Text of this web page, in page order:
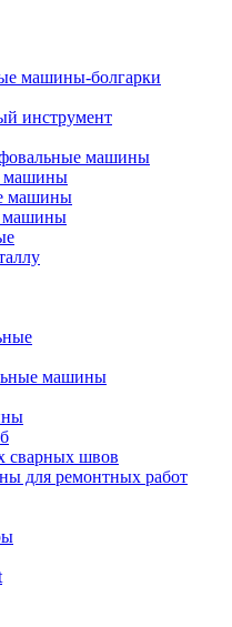
машины-болгарки
инструмент
машины
машины
машины
машины
машины
сварных швов
для ремонтных работ